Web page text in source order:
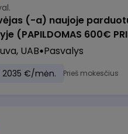
(-a) naujoje
(PAPILDOMAS 600€
UAB Pasvalys
2035 €/mėn. Prieš mokesčius